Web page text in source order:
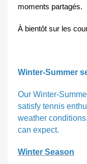
moments partagés.
À bientôt sur les
Winter-Summer
Our Winter-
satisfy tennis
weather
can expect.
Winter Season